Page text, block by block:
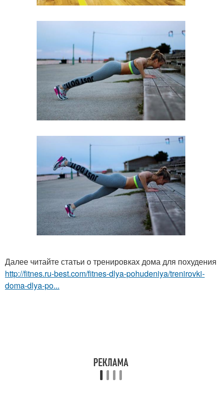
Далее читайте статьи о тренировках дома для похудения
http://fitnes.ru-best.com/fitnes-dlya-pohudeniya/trenirovki-
doma-dlya-po...